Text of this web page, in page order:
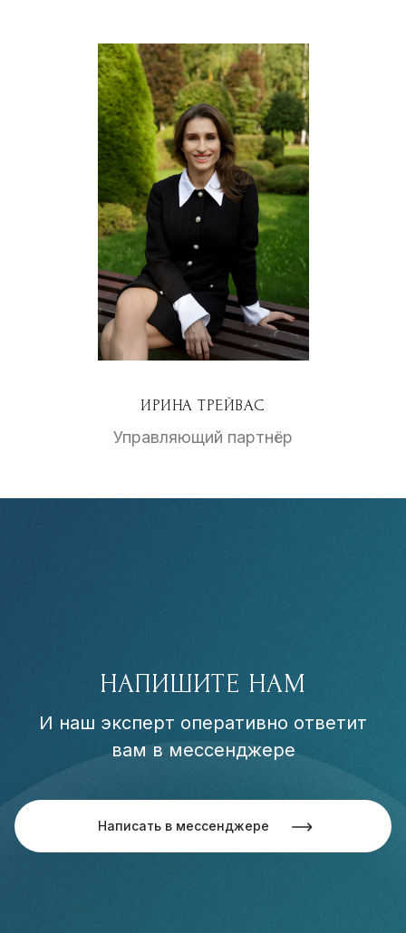
ИРИНА ТРЕЙВАС
Управляющий партнёр
НАПИШИТЕ НАМ
И наш эксперт оперативно ответит
вам в мессенджере
Написать в мессенджере